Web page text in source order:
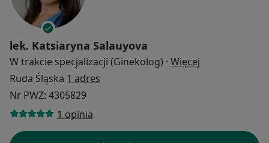
lek. Katsiaryna Salauyova
W trakcie specjalizacji (Ginekolog) · Więcej
Ruda Śląska 1 adres
Nr PWZ: 4305829
1 opinia